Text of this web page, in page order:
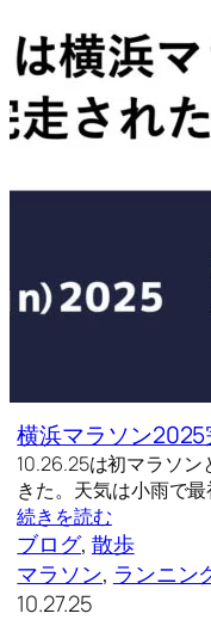
横浜マラソン
10.26.25は初マラソ
きた。天気は小雨で
続きを読む
ブログ, 散歩
マラソン, ランニン
10.27.25